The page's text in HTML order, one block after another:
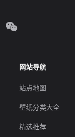
网站导航
站点地图
壁纸分类大全
精选推荐